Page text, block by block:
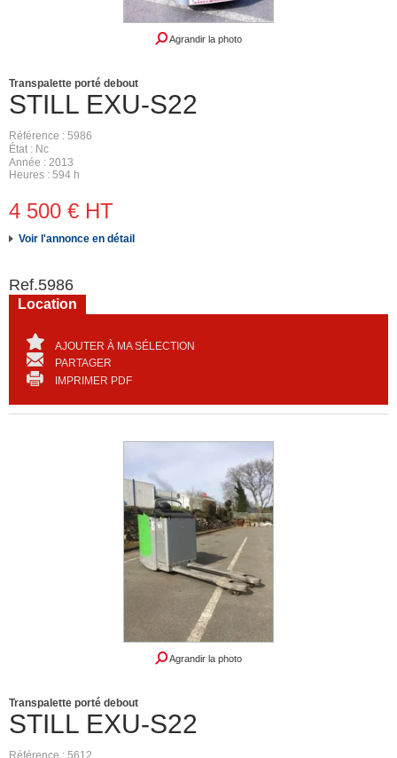
Agrandir la photo
STILL EXU-S22
Transpalette porté debout
Référence
5986
État
Nc
Année
2013
Heures
594 h
4 500 € HT
Voir l'annonce en détail
Ref.5986
Location
AJOUTER À MA SÉLECTION
PARTAGER
IMPRIMER PDF
Agrandir la photo
STILL EXU-S22
Transpalette porté debout
Référence 5612